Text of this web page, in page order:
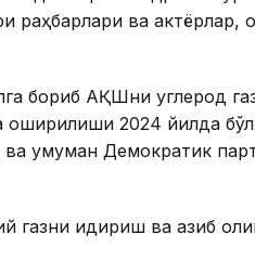
раҳбарлари ва актёрлар,
бориб АҚШни углерод
оширилиши 2024 йилда
умуман Демократик
газни қидириш ва қазиб